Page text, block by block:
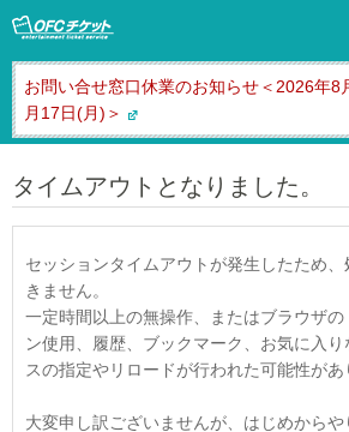
お問い合せ窓口休業のお知らせ＜2026年8
月17日(月)＞
タイムアウトとなりました。
セッションタイムアウトが発生したため
きません。
一定時間以上の無操作、またはブラウザ
ン使用、履歴、ブックマーク、お気に入
スの指定やリロードが行われた可能性があ
大変申し訳ございませんが、はじめからや